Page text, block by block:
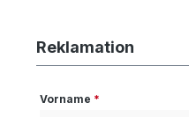
Reklamation
Vorname *